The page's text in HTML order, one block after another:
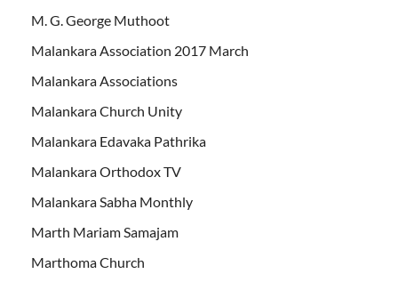
M. G. George Muthoot
Malankara Association 2017 March
Malankara Associations
Malankara Church Unity
Malankara Edavaka Pathrika
Malankara Orthodox TV
Malankara Sabha Monthly
Marth Mariam Samajam
Marthoma Church